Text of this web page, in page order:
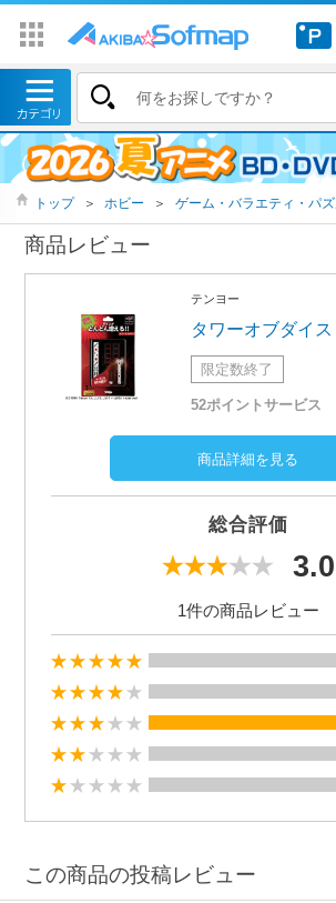
トップ ＞ ホビー ＞ ゲーム・バラエティ・パ
商品レビュー
テンヨー
タワーオブダイス
限定数終了
52ポイントサービス
商品詳細を見る
総合評価
3.0
1件の商品レビュー
この商品の投稿レビュー